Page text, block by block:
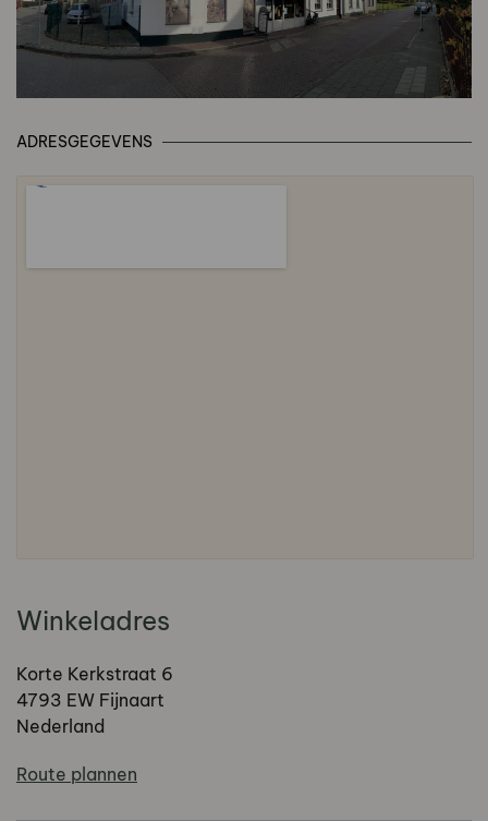
ADRESGEGEVENS
Winkeladres
Korte Kerkstraat 6
4793 EW Fijnaart
Nederland
Route plannen